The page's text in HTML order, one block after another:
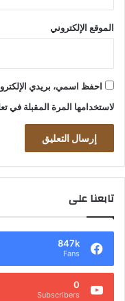
الموقع الإلكتروني
احفظ اسمي، بريدي
لاستخدامها المرة المقبلة في
تابعنا على
847k
Fans
0
Subscribers